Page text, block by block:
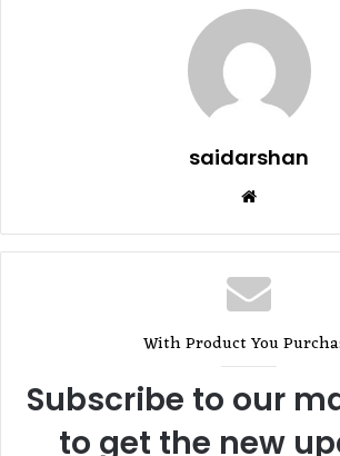
saidarshan
With Product You
Subscribe to our
to get the new